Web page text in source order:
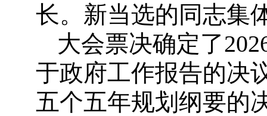
长。新当选的同志集
大会票决确定了
于政府工作报告的决
五个五年规划纲要的